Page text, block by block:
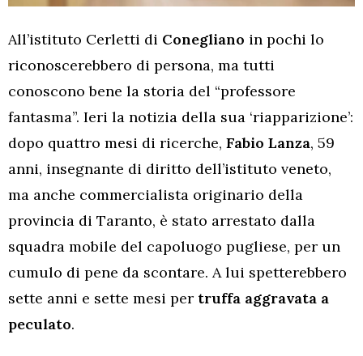
All’istituto Cerletti di Conegliano in pochi lo
riconoscerebbero di persona, ma tutti
conoscono bene la storia del “professore
fantasma”. Ieri la notizia della sua ‘riapparizione’:
dopo quattro mesi di ricerche, Fabio Lanza, 59
anni, insegnante di diritto dell’istituto veneto,
ma anche commercialista originario della
provincia di Taranto, è stato arrestato dalla
squadra mobile del capoluogo pugliese, per un
cumulo di pene da scontare. A lui spetterebbero
sette anni e sette mesi per truffa aggravata a
peculato.